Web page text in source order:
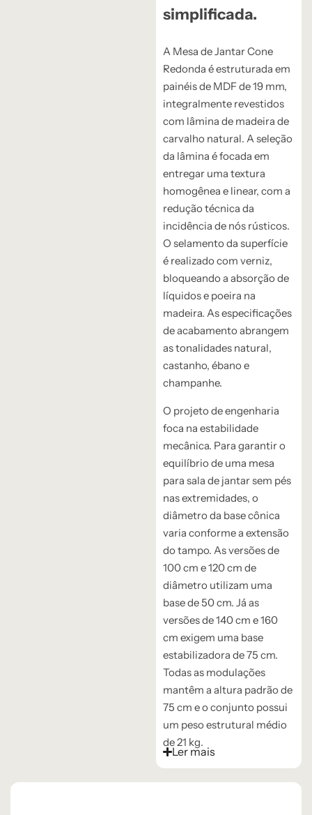
simplificada.
A Mesa de Jantar Cone
Redonda é estruturada em
painéis de MDF de 19 mm,
integralmente revestidos
com lâmina de madeira de
carvalho natural. A seleção
da lâmina é focada em
entregar uma textura
homogênea e linear, com a
redução técnica da
incidência de nós rústicos.
O selamento da superfície
é realizado com verniz,
bloqueando a absorção de
líquidos e poeira na
madeira. As especificações
de acabamento abrangem
as tonalidades natural,
castanho, ébano e
champanhe.
O projeto de engenharia
foca na estabilidade
mecânica. Para garantir o
equilíbrio de uma mesa
para sala de jantar sem pés
nas extremidades, o
diâmetro da base cônica
varia conforme a extensão
do tampo. As versões de
100 cm e 120 cm de
diâmetro utilizam uma
base de 50 cm. Já as
versões de 140 cm e 160
cm exigem uma base
estabilizadora de 75 cm.
Todas as modulações
mantêm a altura padrão de
75 cm e o conjunto possui
um peso estrutural médio
de 21 kg.
Ler mais